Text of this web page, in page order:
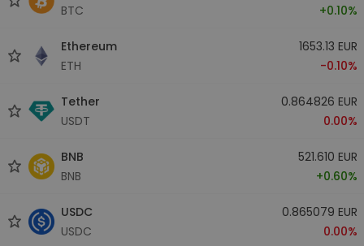
BTC
+0.10%
Ethereum
ETH
1653.13 EUR
-0.10%
Tether
USDT
0.864826 EUR
0.00%
BNB
BNB
521.610 EUR
+0.60%
USDC
USDC
0.865079 EUR
0.00%